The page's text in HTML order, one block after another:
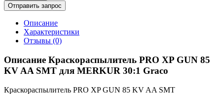
Отправить запрос
Описание
Характеристики
Отзывы (0)
Описание Краскораспылитель PRO XP GUN 85
KV AA SMT для MERKUR 30:1 Graco
Краскораспылитель PRO XP GUN 85 KV AA SMT